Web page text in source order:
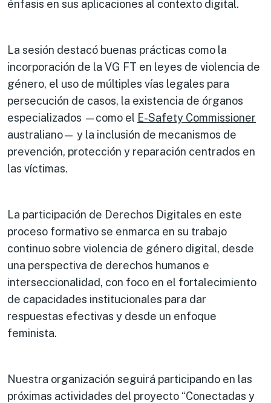
énfasis en sus aplicaciones al contexto digital.
La sesión destacó buenas prácticas como la
incorporación de la VG FT en leyes de violencia de
género, el uso de múltiples vías legales para
persecución de casos, la existencia de órganos
especializados —como el E-Safety Commissioner
australiano— y la inclusión de mecanismos de
prevención, protección y reparación centrados en
las víctimas.
La participación de Derechos Digitales en este
proceso formativo se enmarca en su trabajo
continuo sobre violencia de género digital, desde
una perspectiva de derechos humanos e
interseccionalidad, con foco en el fortalecimiento
de capacidades institucionales para dar
respuestas efectivas y desde un enfoque
feminista.
Nuestra organización seguirá participando en las
próximas actividades del proyecto “Conectadas y